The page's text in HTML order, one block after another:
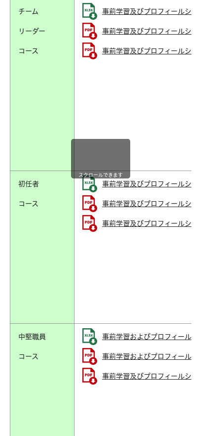
チーム
リーダー
コース
事前学習及びプロフィールシート【
事前学習及びプロフィールシート【
事前学習及びプロフィールシート記
初任者
コース
事前学習及びプロフィールシート
事前学習及びプロフィールシート
事前学習及びプロフィールシート【
中堅職員
コース
事前学習およびプロフィールシー
事前学習およびプロフィールシー
事前学習及びプロフィールシート記
スクロールできます